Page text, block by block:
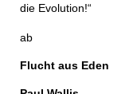
die Evolution!“
ab
Flucht aus Eden